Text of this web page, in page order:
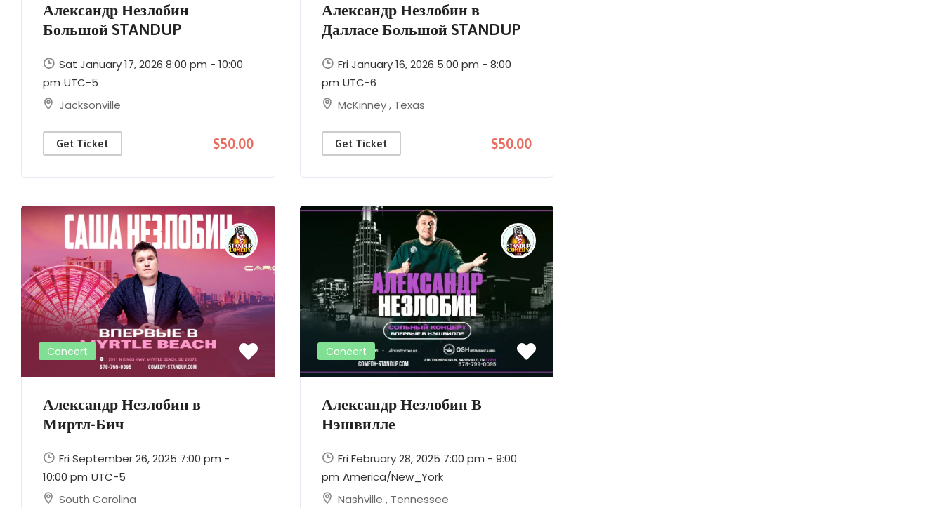
Александр Незлобин
Большой STANDUP
Sat January 17, 2026 8:00 pm - 10:00
pm UTC-5
Jacksonville
Get Ticket $50.00
Александр Незлобин в
Далласе Большой STANDUP
Fri January 16, 2026 5:00 pm - 8:00
pm UTC-6
McKinney, Texas
Get Ticket $50.00
Concert
Александр Незлобин в
Миртл-Бич
Fri September 26, 2025 7:00 pm -
10:00 pm UTC-5
South Carolina
Concert
Александр Незлобин В
Нэшвилле
Fri February 28, 2025 7:00 pm - 9:00
pm America/New_York
Nashville , Tennessee